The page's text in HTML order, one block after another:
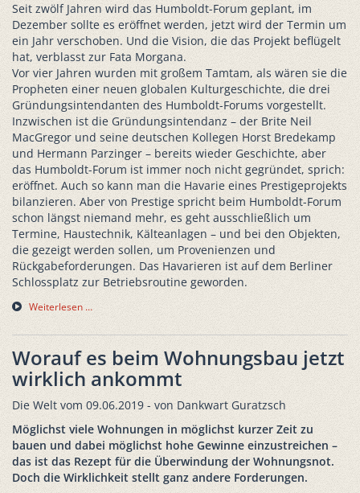
Seit zwölf Jahren wird das Humboldt-Forum geplant, im
Dezember sollte es eröffnet werden, jetzt wird der Termin um
ein Jahr verschoben. Und die Vision, die das Projekt beflügelt
hat, verblasst zur Fata Morgana.
Vor vier Jahren wurden mit großem Tamtam, als wären sie die
Propheten einer neuen globalen Kulturgeschichte, die drei
Gründungsintendanten des Humboldt-Forums vorgestellt.
Inzwischen ist die Gründungsintendanz – der Brite Neil
MacGregor und seine deutschen Kollegen Horst Bredekamp
und Hermann Parzinger – bereits wieder Geschichte, aber
das Humboldt-Forum ist immer noch nicht gegründet, sprich:
eröffnet. Auch so kann man die Havarie eines Prestigeprojekts
bilanzieren. Aber von Prestige spricht beim Humboldt-Forum
schon längst niemand mehr, es geht ausschließlich um
Termine, Haustechnik, Kälteanlagen – und bei den Objekten,
die gezeigt werden sollen, um Provenienzen und
Rückgabeforderungen. Das Havarieren ist auf dem Berliner
Schlossplatz zur Betriebsroutine geworden.
Weiterlesen …
Worauf es beim Wohnungsbau jetzt
wirklich ankommt
Die Welt vom 09.06.2019 - von Dankwart Guratzsch
Möglichst viele Wohnungen in möglichst kurzer Zeit zu
bauen und dabei möglichst hohe Gewinne einzustreichen –
das ist das Rezept für die Überwindung der Wohnungsnot.
Doch die Wirklichkeit stellt ganz andere Forderungen.